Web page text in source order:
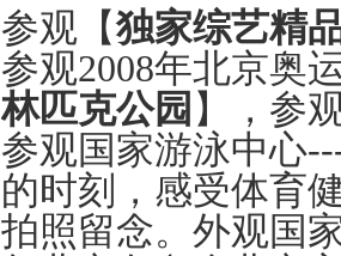
参观【独家综艺精
参观2008年北京奥
林匹克公园 】，参
参观国家游泳中心
的时刻，感受体育
拍照留念。外观国